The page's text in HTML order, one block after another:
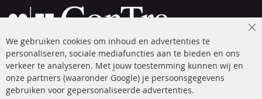
+49 (0) 4533 799 00 0
ma-do: 09-17 u, vr Fr 09-16 u
info@contra-automotive.de
We gebruiken cookies om inhoud en advertenties te
personaliseren, sociale mediafuncties aan te bieden en ons
verkeer te analyseren. Met jouw toestemming kunnen wij en
onze partners (waaronder Google) je persoonsgegevens
gebruiken voor gepersonaliseerde advertenties.